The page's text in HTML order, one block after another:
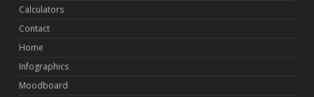
Calculators
Contact
Home
Infographics
Moodboard